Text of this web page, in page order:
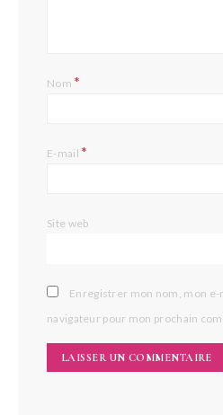
Nom*
E-mail*
Site web
Enregistrer mon nom, mon e-
navigateur pour mon prochain